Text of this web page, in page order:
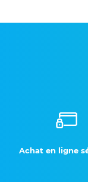
Achat en ligne